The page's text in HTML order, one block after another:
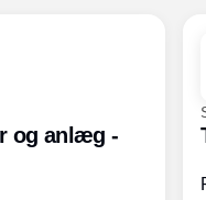
og anlæg -